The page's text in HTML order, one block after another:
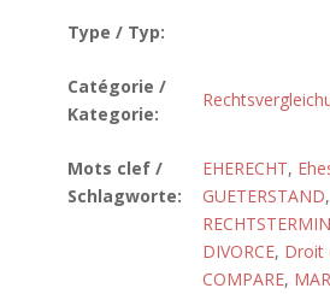
Type / Typ:
Catégorie /
Kategorie:
Mots clef /
Schlagworte:
EHERECHT,
GUETERSTAND,
DIVORCE, Droit
COMPARE,